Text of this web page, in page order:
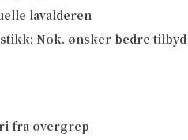
lavalderen
Nok. ønsker bedre tilbyd
fra overgrep